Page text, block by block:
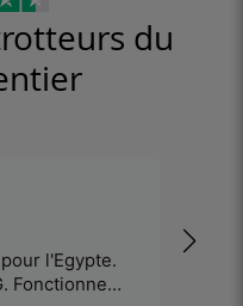
du
l'Egypte.
Fonctionne